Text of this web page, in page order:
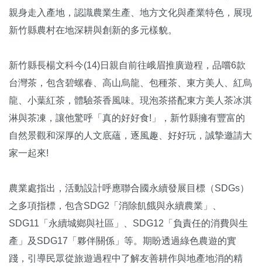
親身走入產地，認識農業生產、地方文化與產業特色，展現
新竹縣農村在地深耕與創新的多元樣貌。
新竹縣長楊文科今(14)日親自前往峨眉推廣遊程，品嚐6款
台灣茶，包含碧螺春、高山烏龍、包種茶、東方美人、紅烏
龍、小葉紅茶，體驗茶香風味。現泡茶搭配東方美人茶冰淇
淋與茶凍，讓他驚呼「真的好好食!」，新竹縣擁有豐富的
自然景觀和深厚的人文底蘊，逐風趣、好好玩，誠摯邀請大
家一起來!
農業處指出，活動設計呼應聯合國永續發展目標（SDGs）
之多項指標，包含SDG2「消除飢餓與永續農業」、
SDG11「永續城鄉與社區」、SDG12「負責任的消費與生
產」及SDG17「夥伴關係」等。期盼透過綠色農遊的實
踐，引導民眾從旅遊過程中了解友善耕作與地產地消的精